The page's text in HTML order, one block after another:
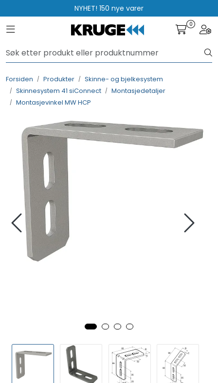
Skip to main contentNYHET! 150 nye varer
Toggle navigation 0
Forsiden Produkter
Skinne- og bjelkesystem
Skinnesystem 41 siConnect
Montasjedetaljer
Montasjevinkel MW HCP
Rådgivning
Nyttige verktøy
Kontakt oss